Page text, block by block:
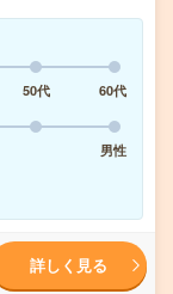
50代
60代
男性
詳しく見る